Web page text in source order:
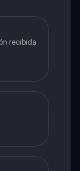
recibida